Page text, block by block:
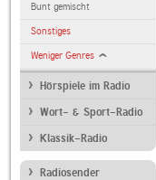
Bunt gemischt
Sonstiges
Weniger Genres
Hörspiele im Radio
Wort- & Sport-Radio
Klassik-Radio
Radiosender